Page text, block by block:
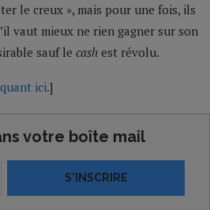
le creux », mais pour une fois, ils
vaut mieux ne rien gagner sur son
sauf le cash est révolu.
ici.]
votre boîte mail
S'INSCRIRE